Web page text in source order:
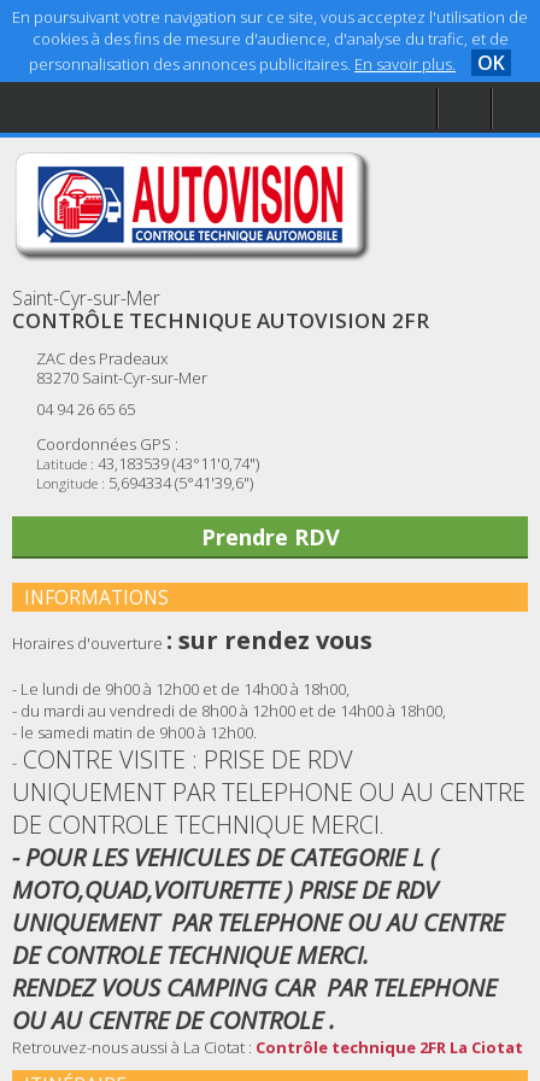
En poursuivant votre navigation sur ce site, vous acceptez l'utilisation de
cookies à des fins de mesure d'audience, d'analyse du trafic, et de
personnalisation des annonces publicitaires. En savoir plus. OK
Accueil
Aide
Mentions légales
Saint-Cyr-sur-Mer
CONTRÔLE TECHNIQUE AUTOVISION 2FR
ZAC des Pradeaux
83270 Saint-Cyr-sur-Mer
04 94 26 65 65
Coordonnées GPS :
Latitude : 43,183539 (43°11'0,74")
Longitude : 5,694334 (5°41'39,6")
Prendre RDV
INFORMATIONS
Horaires d'ouverture : sur rendez vous
- Le lundi de 9h00 à 12h00 et de 14h00 à 18h00,
- du mardi au vendredi de 8h00 à 12h00 et de 14h00 à 18h00,
- le samedi matin de 9h00 à 12h00.
- CONTRE VISITE : PRISE DE RDV
UNIQUEMENT PAR TELEPHONE OU AU CENTRE
DE CONTROLE TECHNIQUE MERCI.
- POUR LES VEHICULES DE CATEGORIE L (
MOTO,QUAD,VOITURETTE ) PRISE DE RDV
UNIQUEMENT PAR TELEPHONE OU AU CENTRE
DE CONTROLE TECHNIQUE MERCI.
RENDEZ VOUS CAMPING CAR PAR TELEPHONE
OU AU CENTRE DE CONTROLE .
Retrouvez-nous aussi à La Ciotat : Contrôle technique 2FR La Ciotat